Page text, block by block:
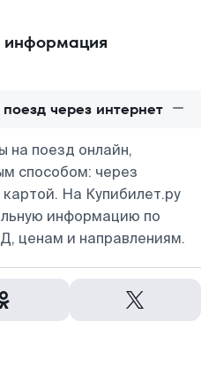
информация
через интернет
на поезд онлайн,
способом: через
На Купибилет.ру
информацию по
ценам и направлениям.